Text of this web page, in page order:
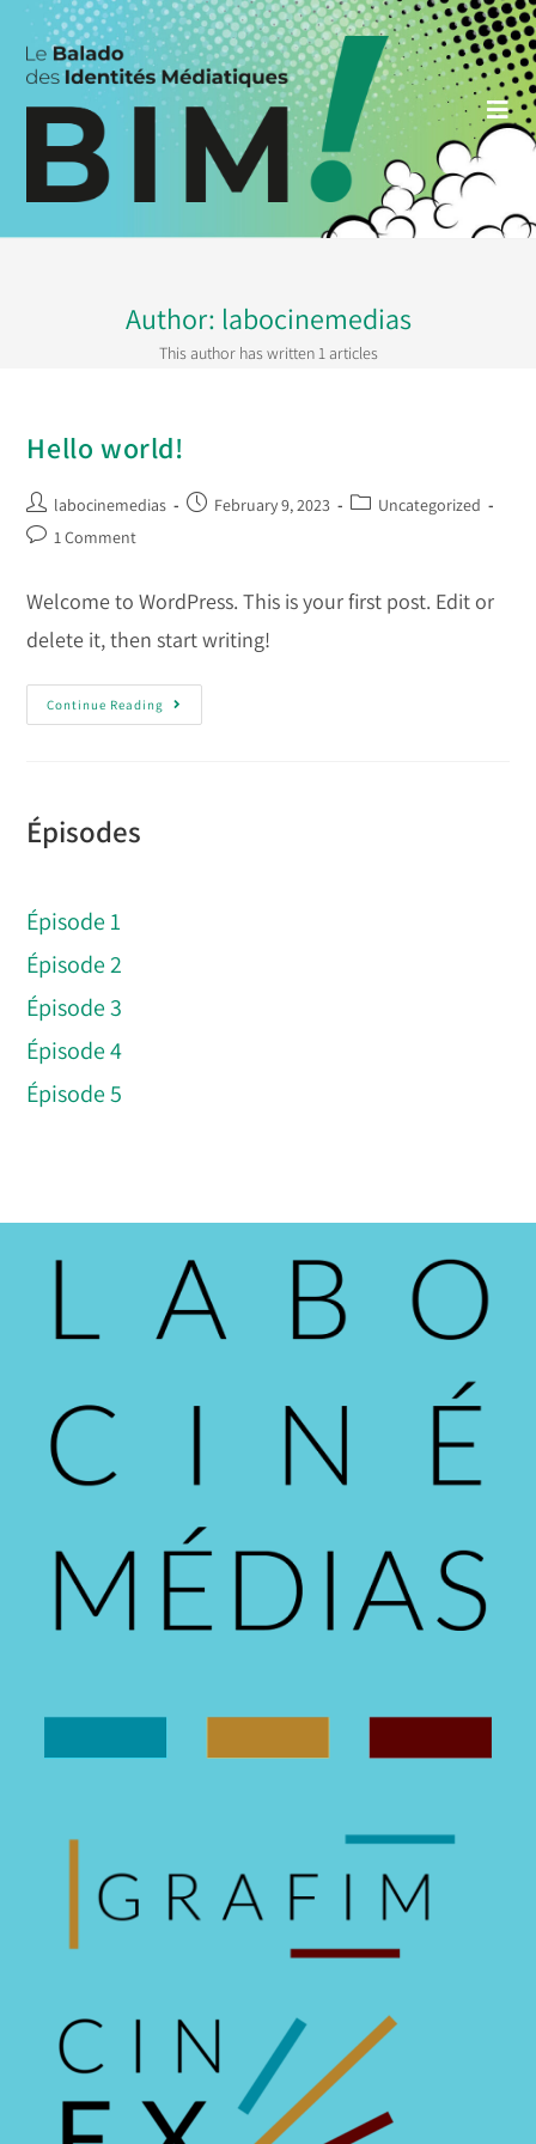
Skip
content
Author: labocinemedias
This author has written 1 articles
Hello world!
Post
author:
labocinemedias
PostFebruary 9, 2023
PostUncategorized
Post1 Comment
Welcome to WordPress. This is your first post. Edit or
delete it, then start writing!
Continue Reading Hello
World!
Épisodes
Épisode 1
Épisode 2
Épisode 3
Épisode 4
Épisode 5